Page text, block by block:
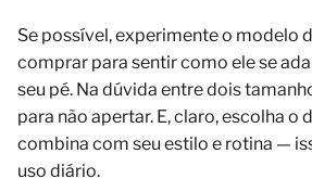
Se possível, experimente o modelo
comprar para sentir como ele se
seu pé. Na dúvida entre dois
para não apertar. E, claro, escolha o
combina com seu estilo e rotina —
uso diário.